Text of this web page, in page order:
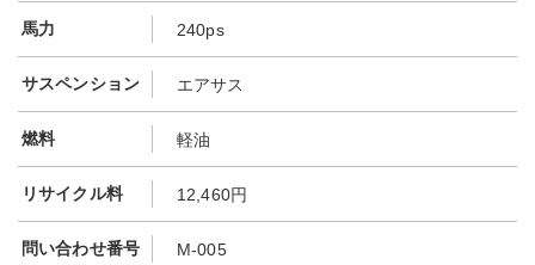
馬力 240ps
サスペンション エアサス
燃料 軽油
リサイクル料 12,460円
問い合わせ番号 M-005